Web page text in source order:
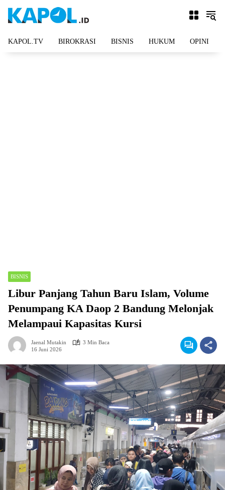
KAPOL.TV BIROKRASI BISNIS HUKUM OPINI
BISNIS
Libur Panjang Tahun Baru Islam, Volume
Penumpang KA Daop 2 Bandung Melonjak
Melampaui Kapasitas Kursi
Jaenal Mutakin
3 Min Baca
16 Juni 2026